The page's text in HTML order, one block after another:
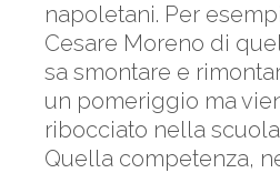
napoletani. Per
Cesare Moreno di
sa smontare e
un pomeriggio ma
ribocciato nella
Quella competenza,